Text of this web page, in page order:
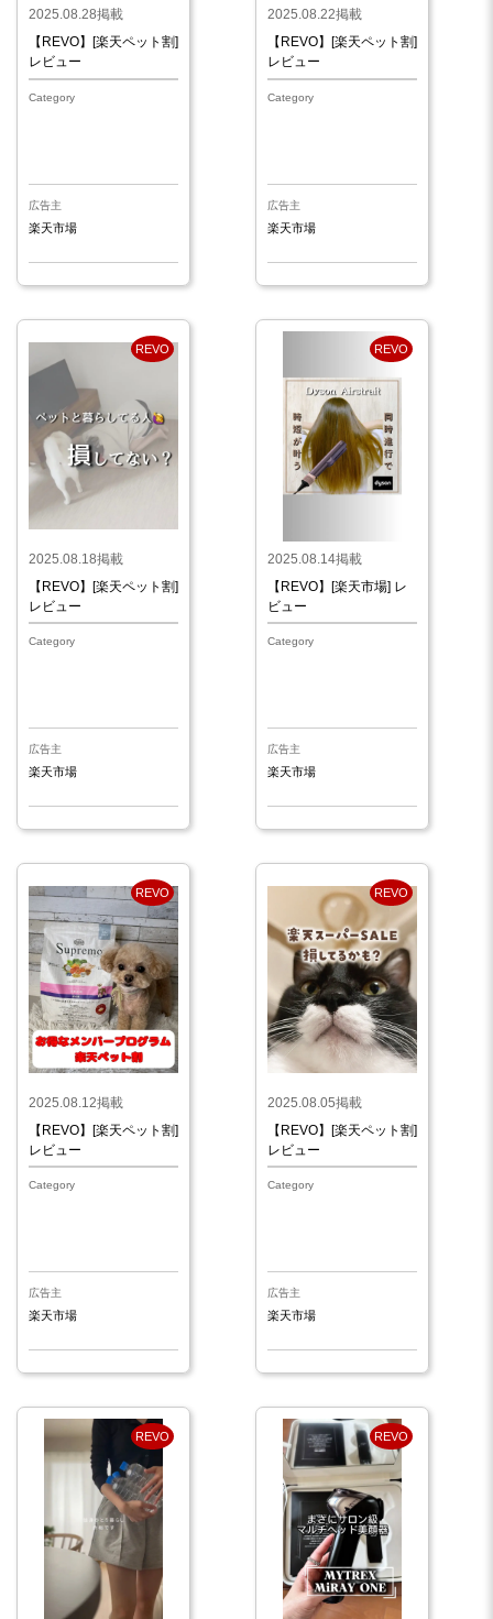
2025.08.28掲載
【REVO】[楽天ペット割]
レビュー
Category
広告主
楽天市場
2025.08.22掲載
【REVO】[楽天ペット割]
レビュー
Category
広告主
楽天市場
REVO
2025.08.18掲載
【REVO】[楽天ペット割]
レビュー
Category
広告主
楽天市場
REVO
2025.08.14掲載
【REVO】[楽天市場] レ
ビュー
Category
広告主
楽天市場
REVO
2025.08.12掲載
【REVO】[楽天ペット割]
レビュー
Category
広告主
楽天市場
REVO
2025.08.05掲載
【REVO】[楽天ペット割]
レビュー
Category
広告主
楽天市場
REVO REVO